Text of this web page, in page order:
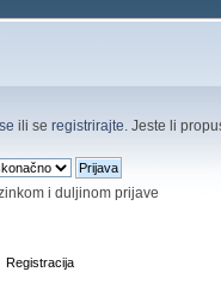
ili se registrirajte . Jeste li
i duljinom prijave
Registracija